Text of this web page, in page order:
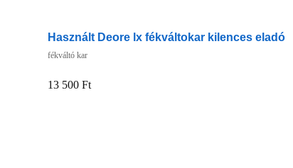
Használt Deore lx fékváltokar kilences eladó
fékváltó kar
13 500 Ft